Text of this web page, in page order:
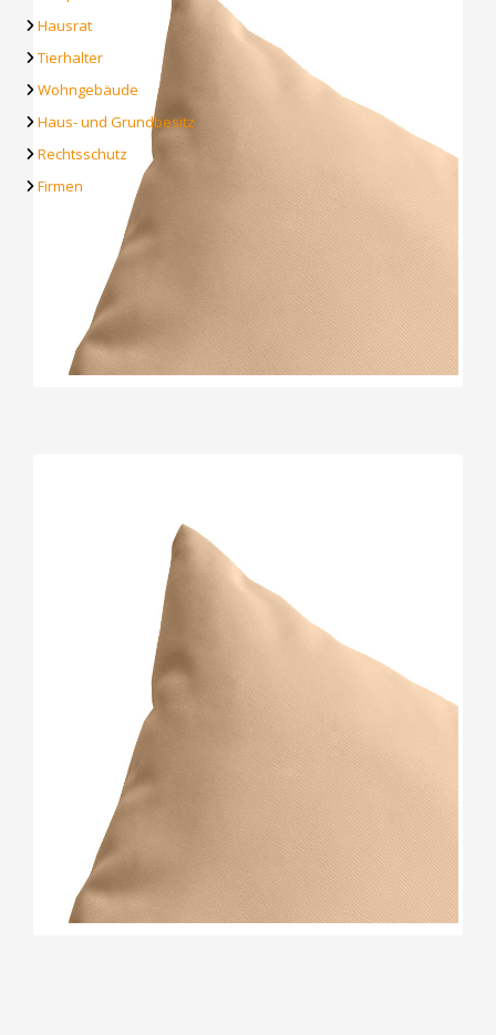
Hausrat
Tierhalter
Wohngebäude
Haus- und Grundbesitz
Rechtsschutz
Firmen